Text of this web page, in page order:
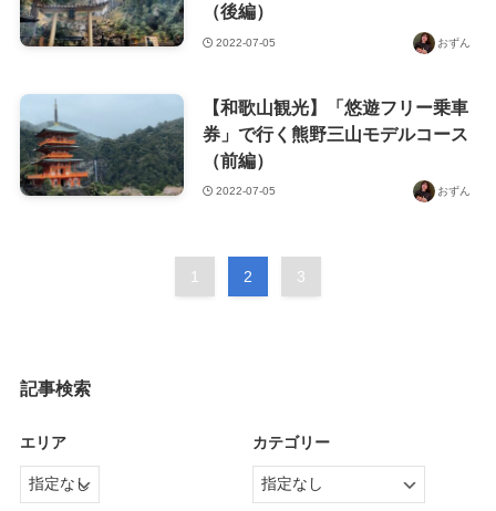
（後編）
2022-07-05 おずん
【和歌山観光】「悠遊フリー乗車
券」で行く熊野三山モデルコース
（前編）
2022-07-05 おずん
1 2 3
記事検索
エリア カテゴリー